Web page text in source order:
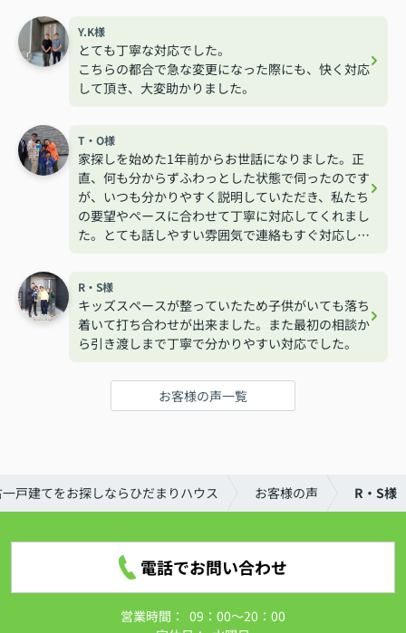
Y.K様
とても丁寧な対応でした。
こちらの都合で急な変更になった際にも、快く対応
して頂き、大変助かりました。
T・O様
家探しを始めた1年前からお世話になりました。正
直、何も分からずふわっとした状態で伺ったのです
が、いつも分かりやすく説明していただき、私たち
の要望やペースに合わせて丁寧に対応してくれまし
た。とても話しやすい雰囲気で連絡もすぐ対応して
R・S様
キッズスペースが整っていたため子供がいても落ち
着いて打ち合わせが出来ました。また最初の相談か
ら引き渡しまで丁寧で分かりやすい対応でした。
お客様の声一覧
戸建てをお探しならひだまりハウス お客様の声 R・S様
電話でお問い合わせ
営業時間： 09：00～20：00